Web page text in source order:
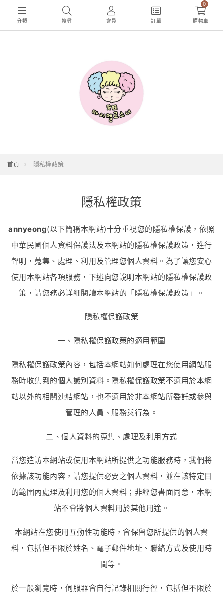
分類 搜尋 會員 訂單
0
購物車
首頁 隱私權政策
隱私權政策
annyeong(以下簡稱本網站)十分重視您的隱私權保護，依照
中華民國個人資料保護法及本網站的隱私權保護政策，進行
聲明，蒐集、處理、利用及管理您個人資料。為了讓您安心
使用本網站各項服務，下述向您說明本網站的隱私權保護政
策，請您務必詳細閱讀本網站的「隱私權保護政策」。
隱私權保護政策
一、隱私權保護政策的適用範圍
隱私權保護政策內容，包括本網站如何處理在您使用網站服
務時收集到的個人識別資料。隱私權保護政策不適用於本網
站以外的相關連結網站，也不適用於非本網站所委託或參與
管理的人員、服務與行為。
二、個人資料的蒐集、處理及利用方式
當您造訪本網站或使用本網站所提供之功能服務時，我們將
依據該功能內容，請您提供必要之個人資料，並在該特定目
的範圍內處理及利用您的個人資料；非經您書面同意，本網
站不會將個人資料用於其他用途。
本網站在您使用互動性功能時，會保留您所提供的個人資
料，包括但不限於姓名、電子郵件地址、聯絡方式及使用時
間等。
於一般瀏覽時，伺服器會自行記錄相關行徑，包括但不限於